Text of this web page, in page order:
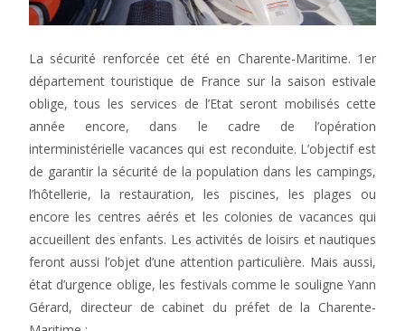
La sécurité renforcée cet été en Charente-Maritime. 1er
département touristique de France sur la saison estivale
oblige, tous les services de l’Etat seront mobilisés cette
année encore, dans le cadre de l’opération
interministérielle vacances qui est reconduite. L’objectif est
de garantir la sécurité de la population dans les campings,
l’hôtellerie, la restauration, les piscines, les plages ou
encore les centres aérés et les colonies de vacances qui
accueillent des enfants. Les activités de loisirs et nautiques
feront aussi l’objet d’une attention particulière. Mais aussi,
état d’urgence oblige, les festivals comme le souligne Yann
Gérard, directeur de cabinet du préfet de la Charente-